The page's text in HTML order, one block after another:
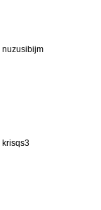
nuzusibijm
krisqs3